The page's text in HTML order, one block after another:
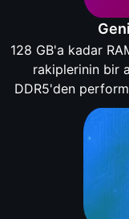
128 GB'a kadar
rakiplerinin bir
DDR5'den